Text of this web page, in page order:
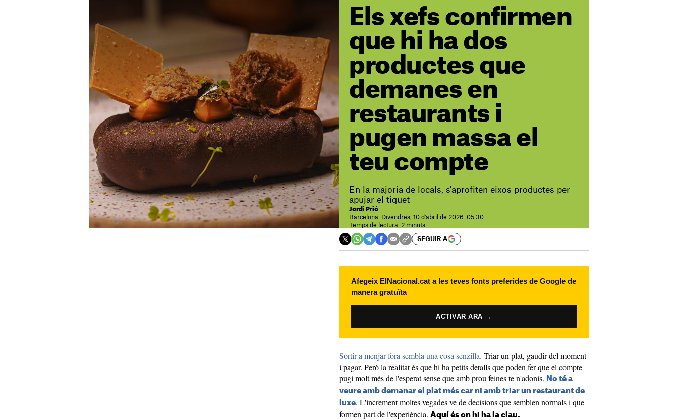
Els xefs confirmen
que hi ha dos
productes que
demanes en
restaurants i
pugen massa el
teu compte
En la majoria de locals, s'aprofiten eixos productes per
apujar el tiquet
Jordi Prió
Barcelona. Divendres, 10 d'abril de 2026. 05:30
Temps de lectura: 2 minuts
SEGUIR A
Afegeix ElNacional.cat a les teves fonts preferides de Google de
manera gratuïta
ACTIVAR ARA →
Sortir a menjar fora sembla una cosa senzilla. Triar un plat, gaudir del moment
i pagar. Però la realitat és que hi ha petits detalls que poden fer que el compte
pugi molt més de l'esperat sense que amb prou feines te n'adonis. No té a
veure amb demanar el plat més car ni amb triar un restaurant de
luxe. L'increment moltes vegades ve de decisions que semblen normals i que
formen part de l'experiència. Aquí és on hi ha la clau.